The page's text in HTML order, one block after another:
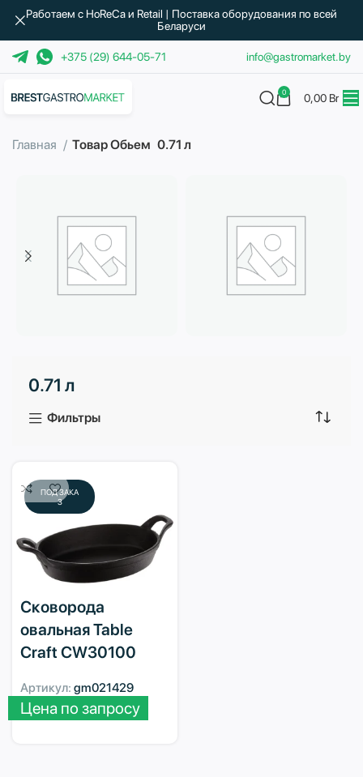
+375 (29) 644-05-71 info@gastromarket.by
0 0,00 Br
Главная Товар Обьем 0.71 л
3 продукта
0.71 л
Фильтры
ПОД ЗАКА
З
Сковорода
овальная Table
Craft CW30100
Артикул: gm021429
Цена по запросу
Работаем с HoReCa и Retail | Поставка оборудования по всей
Беларуси